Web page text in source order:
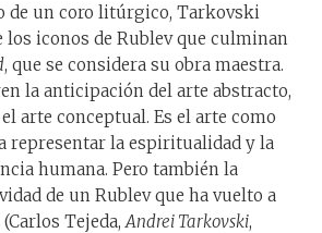
de un coro litúrgico, Tarkovski
los iconos de Rublev que culminan
, que se considera su obra maestra.
la anticipación del arte abstracto,
arte conceptual. Es el arte como
representar la espiritualidad y la
humana. Pero también la
de un Rublev que ha vuelto a
Tejeda,Andrei Tarkovski,